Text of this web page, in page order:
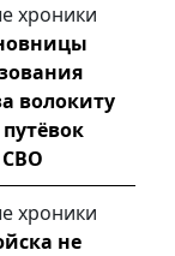
хроники
волокиту
СВО
хроники
не